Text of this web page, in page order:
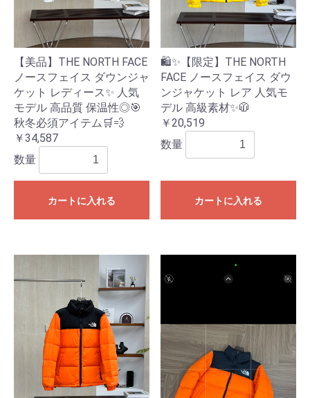
【美品】THE NORTH FACE
ノースフェイス ダウンジャ
ケット レディース✨ 人気
モデル 高品質 保温性◎🎯
秋冬必須アイテム🛒💨
￥34,587
数量
カートに入れる
🛍️✨【限定】THE NORTH
FACE ノースフェイス ダウ
ンジャケット レア 人気モ
デル 高級素材✨🧥
￥20,519
数量
カートに入れる